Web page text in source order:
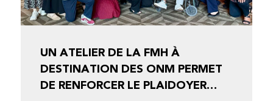
UN ATELIER DE LA FMH À
DESTINATION DES ONM PERMET
DE RENFORCER LE PLAIDOYER